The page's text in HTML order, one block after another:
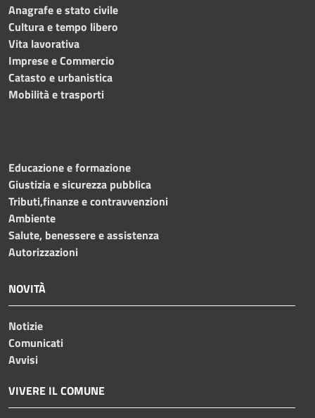
Anagrafe e stato civile
Cultura e tempo libero
Vita lavorativa
Imprese e Commercio
Catasto e urbanistica
Mobilità e trasporti
Educazione e formazione
Giustizia e sicurezza pubblica
Tributi,finanze e contravvenzioni
Ambiente
Salute, benessere e assistenza
Autorizzazioni
NOVITÀ
Notizie
Comunicati
Avvisi
VIVERE IL COMUNE